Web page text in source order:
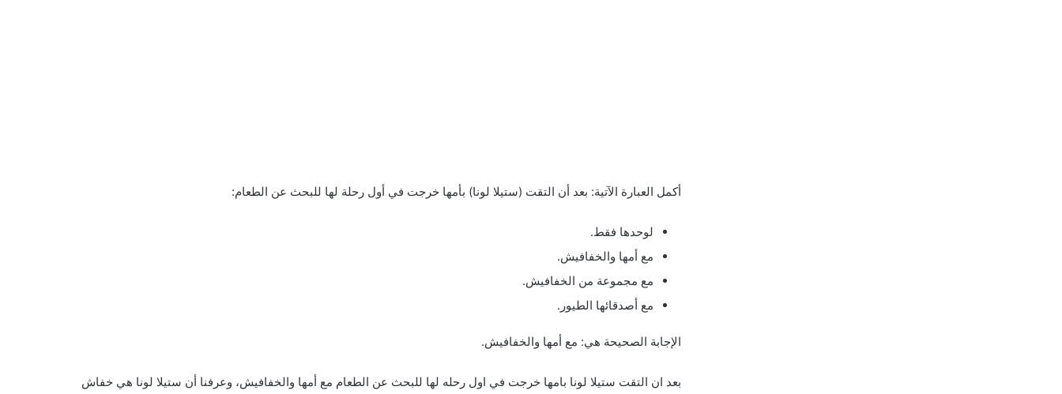
أكمل العبارة الآتية: بعد أن التقت (ستيلا لونا) بأمها خرجت في أول رحلة لها للبحث عن الطعام:
لوحدها فقط.
مع أمها والخفافيش.
مع مجموعة من الخفافيش.
مع أصدقائها الطيور.
الإجابة الصحيحة هي: مع أمها والخفافيش.
بعد ان التقت ستيلا لونا بامها خرجت في اول رحله لها للبحث عن الطعام مع أمها والخفافيش، وعرفنا أن ستيلا لونا هي خفاش